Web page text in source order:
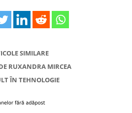
SIMILARE
RUXANDRA MIRCEA
ÎN TEHNOLOGIE